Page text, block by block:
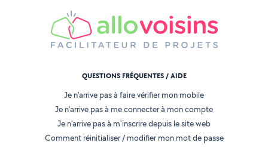
QUESTIONS FRÉQUENTES / AIDE
Je n'arrive pas à faire vérifier mon mobile
Je n'arrive pas à me connecter à mon compte
Je n'arrive pas à m'inscrire depuis le site web
Comment réinitialiser / modifier mon mot de passe